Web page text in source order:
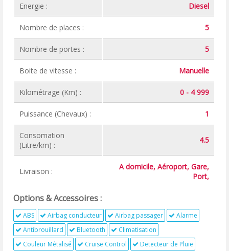
Energie : Diesel
Nombre de places : 5
Nombre de portes : 5
Boite de vitesse : Manuelle
Kilométrage (Km) : 0 - 4 999
Puissance (Chevaux) : 1
Consomation
(Litre/km) :
4.5
Livraison :
A domicile, Aéroport, Gare,
Port,
Options & Accessoires :
ABS Airbag conducteur Airbag passager
Alarme
Antibrouillard
Bluetooth
Climatisation
Couleur Métalisé
Cruise Control
Detecteur de Pluie